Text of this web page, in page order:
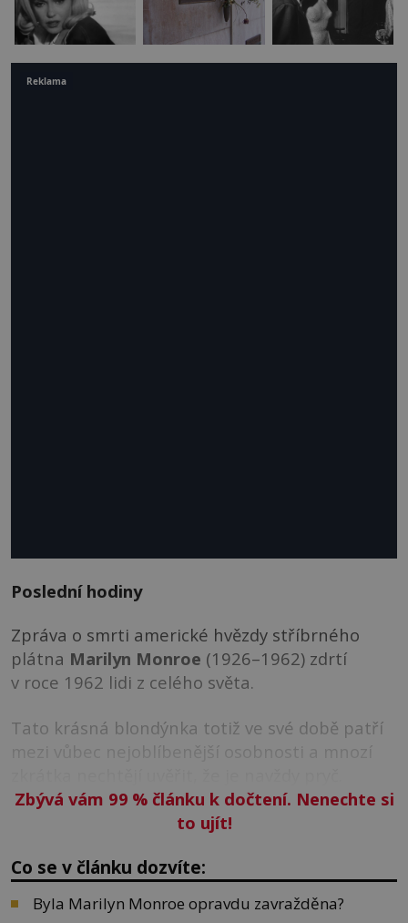
Poslední hodiny
Zpráva o smrti americké hvězdy stříbrného
plátna Marilyn Monroe (1926–1962) zdrtí
v roce 1962 lidi z celého světa.
Tato krásná blondýnka totiž ve své době patří
mezi vůbec nejoblíbenější osobnosti a mnozí
Zbývá vám 99 %článku k dočtení. Nenechte si
to ujít!
Co se v článku dozvíte:
Byla Marilyn Monroe opravdu zavražděna?
Reklama